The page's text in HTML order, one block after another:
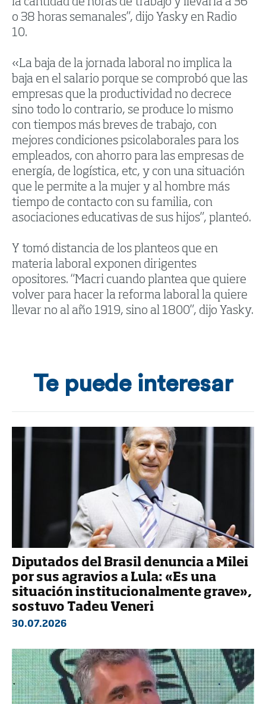
la cantidad de horas de trabajo y llevarla a 36
o 38 horas semanales”, dijo Yasky en Radio
10.
«La baja de la jornada laboral no implica la
baja en el salario porque se comprobó que las
empresas que la productividad no decrece
sino todo lo contrario, se produce lo mismo
con tiempos más breves de trabajo, con
mejores condiciones psicolaborales para los
empleados, con ahorro para las empresas de
energía, de logística, etc, y con una situación
que le permite a la mujer y al hombre más
tiempo de contacto con su familia, con
asociaciones educativas de sus hijos”, planteó.
Y tomó distancia de los planteos que en
materia laboral exponen dirigentes
opositores. “Macri cuando plantea que quiere
volver para hacer la reforma laboral la quiere
llevar no al año 1919, sino al 1800”, dijo Yasky.
Te puede interesar
Diputados del Brasil denuncia a Milei
por sus agravios a Lula: «Es una
situación institucionalmente grave»,
sostuvo Tadeu Veneri
30.07.2026